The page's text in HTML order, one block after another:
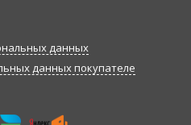
данных
данных покупателе